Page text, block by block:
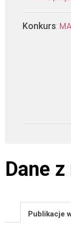
Konkurs:
Dane
Publikacje